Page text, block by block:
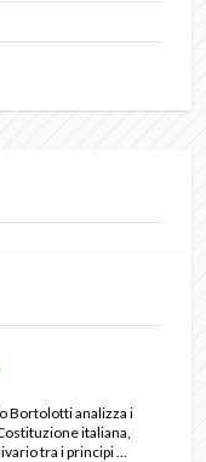
Bortolotti analizza i
italiana,
tra i principi ...